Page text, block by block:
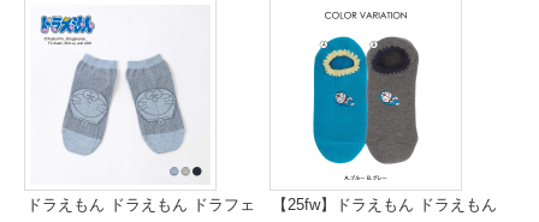
標準価格:1,500円(税抜)
ドラえもん ドラえもん ドラフェ
【25fw】ドラえもん ドラえもん